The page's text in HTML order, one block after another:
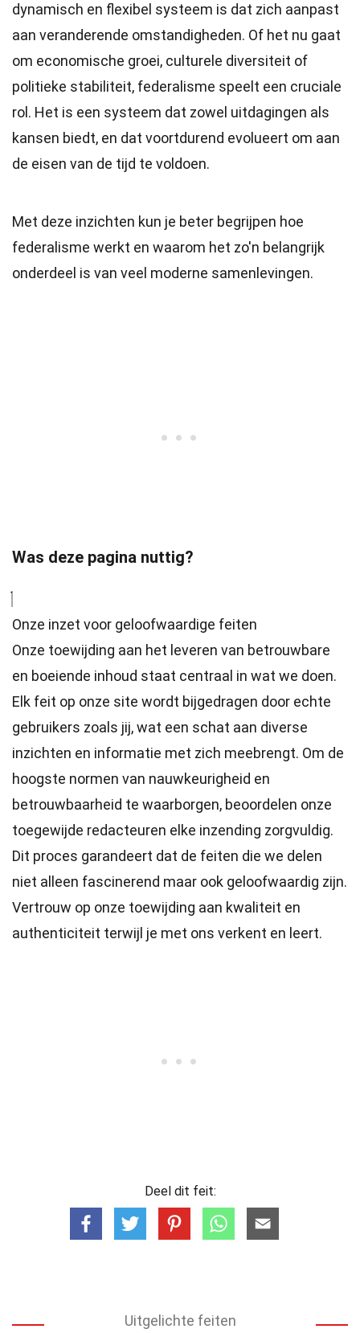
dynamisch en flexibel systeem is dat zich aanpast
aan veranderende omstandigheden. Of het nu gaat
om economische groei, culturele diversiteit of
politieke stabiliteit, federalisme speelt een cruciale
rol. Het is een systeem dat zowel uitdagingen als
kansen biedt, en dat voortdurend evolueert om aan
de eisen van de tijd te voldoen.
Met deze inzichten kun je beter begrijpen hoe
federalisme werkt en waarom het zo'n belangrijk
onderdeel is van veel moderne samenlevingen.
Was deze pagina nuttig?
Onze inzet voor geloofwaardige feiten
Onze toewijding aan het leveren van betrouwbare
en boeiende inhoud staat centraal in wat we doen.
Elk feit op onze site wordt bijgedragen door echte
gebruikers zoals jij, wat een schat aan diverse
inzichten en informatie met zich meebrengt. Om de
hoogste normen van nauwkeurigheid en
betrouwbaarheid te waarborgen, beoordelen onze
toegewijde redacteuren elke inzending zorgvuldig.
Dit proces garandeert dat de feiten die we delen
niet alleen fascinerend maar ook geloofwaardig zijn.
Vertrouw op onze toewijding aan kwaliteit en
authenticiteit terwijl je met ons verkent en leert.
Deel dit feit:
Uitgelichte feiten